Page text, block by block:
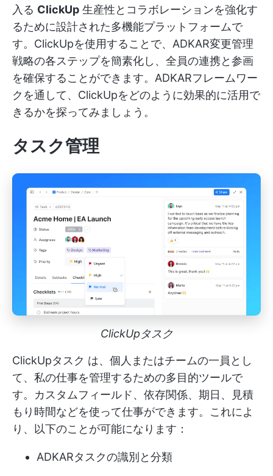
入る ClickUp 生産性とコラボレーションを強化す
るために設計された多機能プラットフォームで
す。ClickUpを使用することで、ADKAR変更管理
戦略の各ステップを簡素化し、全員の連携と参画
を確保することができます。ADKARフレームワー
クを通して、ClickUpをどのように効果的に活用で
きるかを探ってみましょう。
タスク管理
ClickUpタスク
ClickUpタスク は、個人またはチームの一員とし
て、私の仕事を管理するための多目的ツールで
す。カスタムフィールド、依存関係、期日、見積
もり時間などを使って仕事ができます。これによ
り、以下のことが可能になります：
ADKARタスクの識別と分類